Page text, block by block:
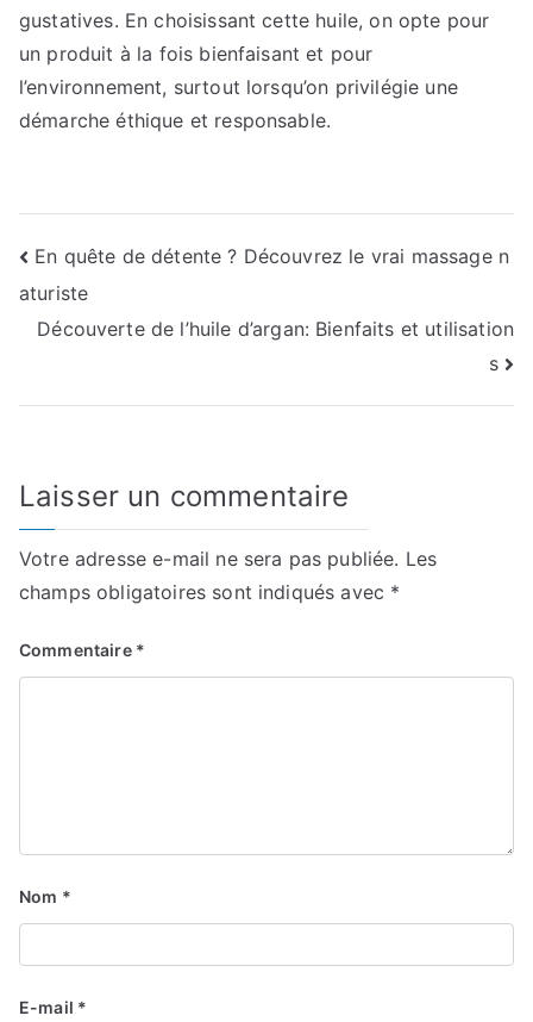
gustatives. En choisissant cette huile, on opte pour
un produit à la fois bienfaisant et pour
l’environnement, surtout lorsqu’on privilégie une
démarche éthique et responsable.
Navigation
de
En quête de détente ? Découvrez le vrai massage n
aturiste
Découverte de l’huile d’argan: Bienfaits et utilisation
s
Laisser un commentaire
Votre adresse e-mail ne sera pas publiée. Les
champs obligatoires sont indiqués avec *
Commentaire *
Nom *
E-mail *